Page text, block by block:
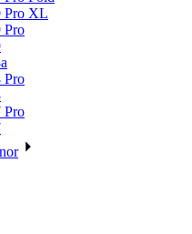
Pro XL
Pro
Pro
Pro